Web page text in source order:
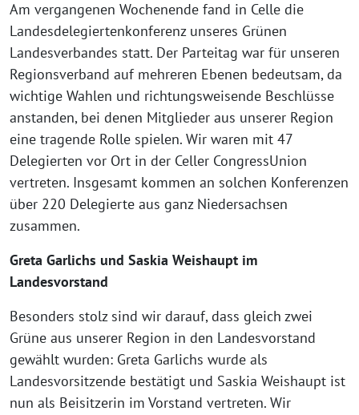
Am vergangenen Wochenende fand in Celle die
Landesdelegiertenkonferenz unseres Grünen
Landesverbandes statt. Der Parteitag war für unseren
Regionsverband auf mehreren Ebenen bedeutsam, da
wichtige Wahlen und richtungsweisende Beschlüsse
anstanden, bei denen Mitglieder aus unserer Region
eine tragende Rolle spielen. Wir waren mit 47
Delegierten vor Ort in der Celler CongressUnion
vertreten. Insgesamt kommen an solchen Konferenzen
über 220 Delegierte aus ganz Niedersachsen
zusammen.
Greta Garlichs und Saskia Weishaupt im
Landesvorstand
Besonders stolz sind wir darauf, dass gleich zwei
Grüne aus unserer Region in den Landesvorstand
gewählt wurden: Greta Garlichs wurde als
Landesvorsitzende bestätigt und Saskia Weishaupt ist
nun als Beisitzerin im Vorstand vertreten. Wir